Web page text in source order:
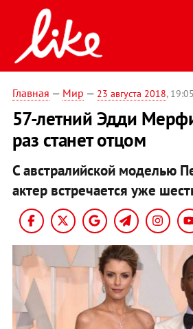
Главная — Мир — 23 августа 2018, 19:05
57-летний Эдди
раз станет отцом
С австралийской моделью
актер встречается уже